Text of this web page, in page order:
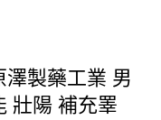
澤製藥工業 男
壯陽 補充睪